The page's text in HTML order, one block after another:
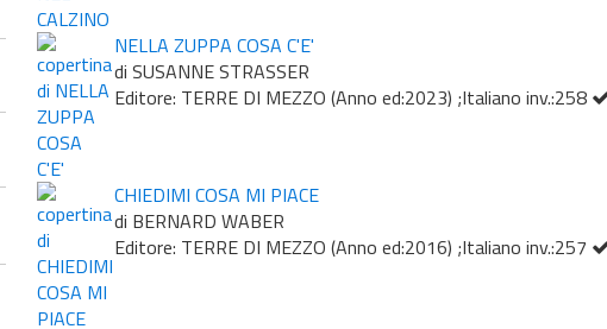
NELLA ZUPPA COSA C'E'
di SUSANNE STRASSER
Editore: TERRE DI MEZZO (Anno ed:2023) ;Italiano inv.:258
CHIEDIMI COSA MI PIACE
di BERNARD WABER
Editore: TERRE DI MEZZO (Anno ed:2016) ;Italiano inv.:257